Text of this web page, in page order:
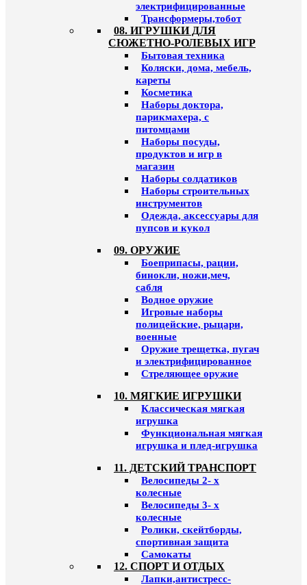
электрифицированные
Трансформеры,тобот
08. ИГРУШКИ ДЛЯ
СЮЖЕТНО-РОЛЕВЫХ ИГР
Бытовая техника
Коляски, дома, мебель,
кареты
Косметика
Наборы доктора,
парикмахера, с
питомцами
Наборы посуды,
продуктов и игр в
магазин
Наборы солдатиков
Наборы строительных
инструментов
Одежда, аксессуары для
пупсов и кукол
09. ОРУЖИЕ
Боеприпасы, рации,
бинокли, ножи,меч,
сабля
Водное оружие
Игровые наборы
полицейские, рыцари,
военные
Оружие трещетка, пугач
и электрифицированное
Стреляющее оружие
10. МЯГКИЕ ИГРУШКИ
Классическая мягкая
игрушка
Функциональная мягкая
игрушка и плед-игрушка
11. ДЕТСКИЙ ТРАНСПОРТ
Велосипеды 2- х
колесные
Велосипеды 3- х
колесные
Ролики, скейтборды,
спортивная защита
Самокаты
12. СПОРТ И ОТДЫХ
Лапки,антистресс-